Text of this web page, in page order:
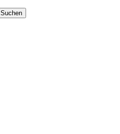
Suchen